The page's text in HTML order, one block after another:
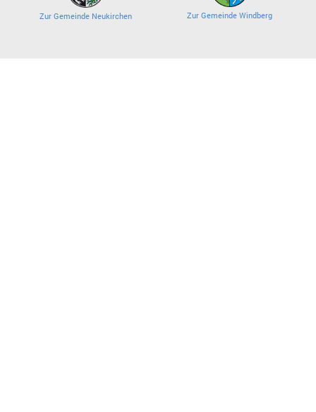
Zur Gemeinde Neukirchen Zur Gemeinde Windberg